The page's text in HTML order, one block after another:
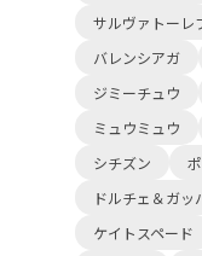
サルヴァトーレ
バレンシアガ
ジミーチュウ
ミュウミュウ
シチズン
ドルチェ＆ガッ
ケイトスペード